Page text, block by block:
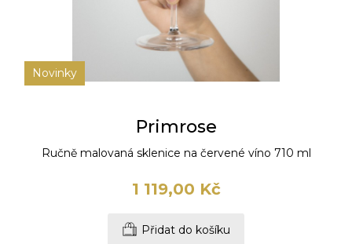
Novinky
Primrose
Ručně malovaná sklenice na červené víno 710 ml
1 119,00 Kč
Přidat do košíku